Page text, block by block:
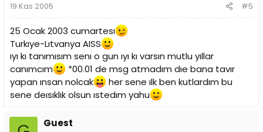
19 Kas 2005 #5
25 Ocak 2003 cumartesı
Turkıye-Lıtvanya AISS
ıyı kı tanımısım senı o gun ıyı kı varsın mutlu yıllar
canımcım
*00.01 de msg atmadım dıe bana tavır
yapan ınsan nolcak
her sene ılk ben kutlardım bu
sene deısıklık olsun ıstedım yahu
Guest